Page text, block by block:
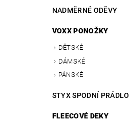
NADMĚRNÉ ODĚVY
VOXX PONOŽKY
DĚTSKÉ
DÁMSKÉ
PÁNSKÉ
STYX SPODNÍ PRÁDLO
FLEECOVÉ DEKY